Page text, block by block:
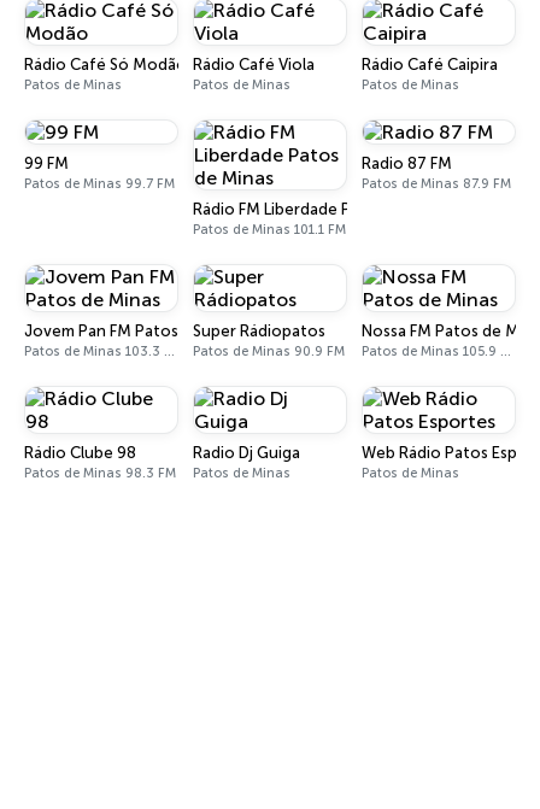
Rádio Café Só Modão
Patos de Minas
Rádio Café Viola
Patos de Minas
Rádio Café Caipira
Patos de Minas
99 FM
Patos de Minas 99.7 FM
Rádio FM Liberdade Patos de Minas
Patos de Minas 101.1 FM
Radio 87 FM
Patos de Minas 87.9 FM
Jovem Pan FM Patos de Minas
Patos de Minas 103.3 FM
Super Rádiopatos
Patos de Minas 90.9 FM
Nossa FM Patos de
Patos de Minas 105.9 FM
Rádio Clube 98
Patos de Minas 98.3 FM
Radio Dj Guiga
Patos de Minas
Web Rádio Patos
Patos de Minas